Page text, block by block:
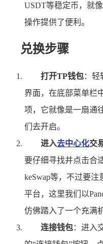
USDT等稳定币，就
操作提供了便利。
兑换步骤
打开TP钱包：轻
界面，在底部菜单栏
项，它就像是一扇通
们去开启。
进入去中心化交
要仔细寻找并点击合
keSwap等，不过要
平台，这里我们以
仿佛踏入了一个充满
连接钱包：进入